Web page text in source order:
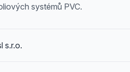
systémů PVC.
s.r.o.